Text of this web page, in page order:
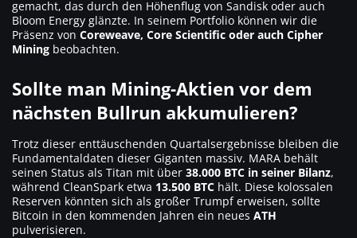
gemacht, das durch den Höhenflug von Sandisk oder auch
Bloom Energy glänzte. In seinem Portfolio können wir die
Präsenz von Coreweave, Core Scientific oder auch Cipher
Mining beobachten.
Sollte man Mining-Aktien vor dem
nächsten Bullrun akkumulieren?
Trotz dieser enttäuschenden Quartalsergebnisse bleiben die
Fundamentaldaten dieser Giganten massiv. MARA behält
seinen Status als Titan mit über 38.000 BTC in seiner Bilanz,
während CleanSpark etwa 13.500 BTC hält. Diese kolossalen
Reserven könnten sich als großer Trumpf erweisen, sollte
Bitcoin in den kommenden Jahren ein neues ATH
pulverisieren.